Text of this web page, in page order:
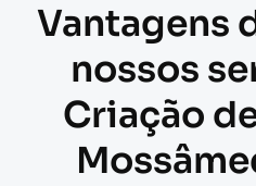
Vantagens
nossos
Criação